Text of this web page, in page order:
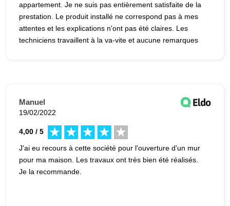
appartement. Je ne suis pas entièrement satisfaite de la
prestation. Le produit installé ne correspond pas à mes
attentes et les explications n'ont pas été claires. Les
techniciens travaillent à la va-vite et aucune remarques
Manuel
19/02/2022
4,00 / 5
J'ai eu recours à cette société pour l'ouverture d'un mur
pour ma maison. Les travaux ont très bien été réalisés.
Je la recommande.